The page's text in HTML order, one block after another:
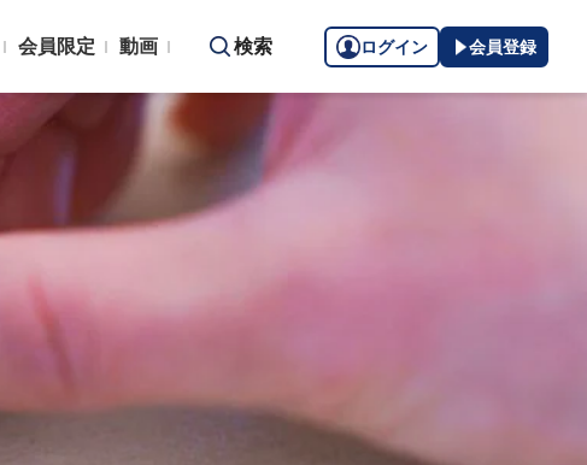
会員限定 動画 検索 ログイン 会員登録